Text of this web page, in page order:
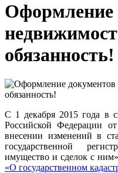
Оформление
обязанность!
С 1 декабря 2015 года в
Российской Федерации
внесении изменений в
государственной
имущество и сделок с
«О государственном